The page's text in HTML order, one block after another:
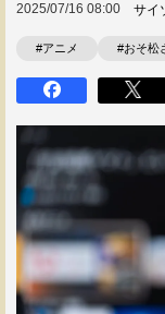
2025/07/16 08:00 サイ
#アニメ #おそ松